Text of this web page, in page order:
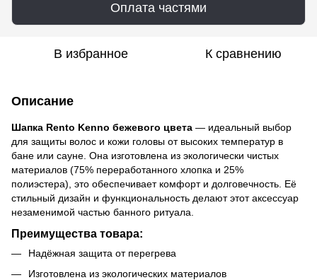
Оплата частями
В избранное К сравнению
Описание
Шапка Rento Kenno бежевого цвета — идеальный выбор
для защиты волос и кожи головы от высоких температур в
бане или сауне. Она изготовлена из экологически чистых
материалов (75% переработанного хлопка и 25%
полиэстера), это обеспечивает комфорт и долговечность. Её
стильный дизайн и функциональность делают этот аксессуар
незаменимой частью банного ритуала.
Преимущества товара:
Надёжная защита от перегрева
Изготовлена из экологических материалов